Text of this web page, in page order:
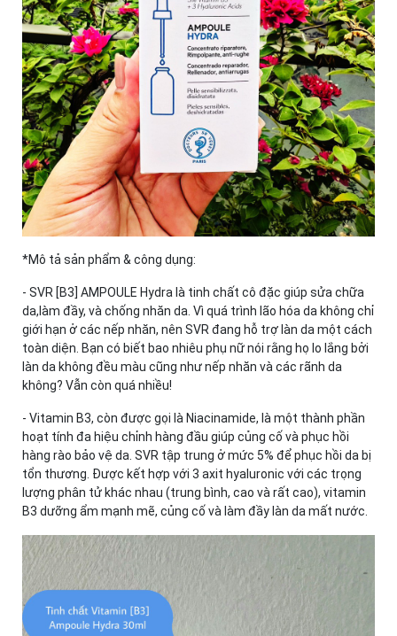
*Mô tả sản phẩm & công dụng:
- SVR [B3] AMPOULE Hydra là tinh chất cô đặc giúp sửa chữa
da,làm đầy, và chống nhăn da. Vì quá trình lão hóa da không chỉ
giới hạn ở các nếp nhăn, nên SVR đang hỗ trợ làn da một cách
toàn diện. Bạn có biết bao nhiêu phụ nữ nói rằng họ lo lắng bởi
làn da không đều màu cũng như nếp nhăn và các rãnh da
không? Vẫn còn quá nhiều!
- Vitamin B3, còn được gọi là Niacinamide, là một thành phần
hoạt tính đa hiệu chỉnh hàng đầu giúp củng cố và phục hồi
hàng rào bảo vệ da. SVR tập trung ở mức 5% để phục hồi da bị
tổn thương. Được kết hợp với 3 axit hyaluronic với các trọng
lượng phân tử khác nhau (trung bình, cao và rất cao), vitamin
B3 dưỡng ẩm mạnh mẽ, củng cố và làm đầy làn da mất nước.